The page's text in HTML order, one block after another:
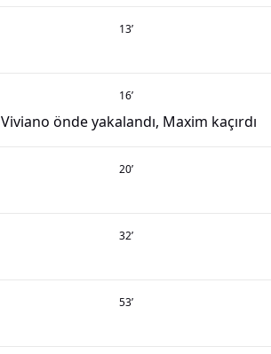
13’
16’
Viviano önde yakalandı, Maxim kaçırdı
20’
32’
53’